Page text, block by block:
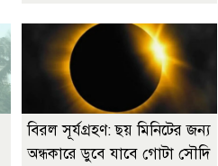
বিরল সূর্যগ্রহণ: ছয় মিনিটের জন্য
অন্ধকারে ডুবে যাবে গোটা সৌদি